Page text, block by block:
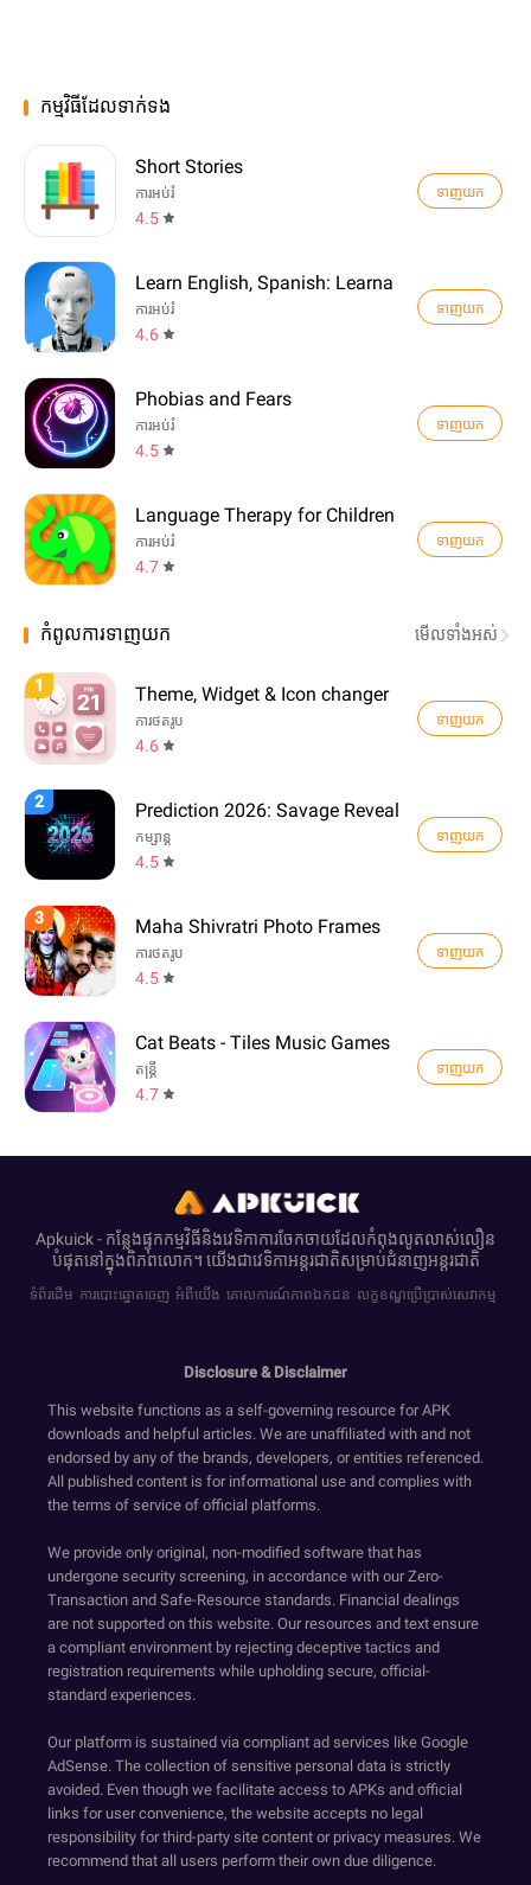
កម្មវិធីដែលទាក់ទង
Short Stories
ការអប់រំ
4.5
ទាញយក
Learn English, Spanish: Learna
ការអប់រំ
4.6
ទាញយក
Phobias and Fears
ការអប់រំ
4.5
ទាញយក
Language Therapy for Children
ការអប់រំ
4.7
ទាញយក
កំពូលការទាញយក មើល​ទាំងអស់
1 Theme, Widget & Icon changer
ការថតរូប
4.6
ទាញយក
2 Prediction 2026: Savage Reveal
កម្សាន្ត
4.5
ទាញយក
3 Maha Shivratri Photo Frames
ការថតរូប
4.5
ទាញយក
Cat Beats - Tiles Music Games
តន្ត្រី
4.7
ទាញយក
Apkuick - កន្លែងផ្ទុកកម្មវិធីនិងវេទិកាការចែកចាយដែលកំពុងលូតលាស់លឿន
បំផុតនៅក្នុងពិភពលោក។ យើង​ជាវេទិកាអន្តរជាតិ​សម្រាប់​ជំនាញ​អន្តរជាតិ
ទំព័រដើម ការបោះឆ្នោតចេញ អំពីយើង គោលការណ៍ភាពឯកជន លក្ខខណ្ឌប្រើប្រាស់សេវាកម្ម
Disclosure & Disclaimer
This website functions as a self-governing resource for APK
downloads and helpful articles. We are unaffiliated with and not
endorsed by any of the brands, developers, or entities referenced.
All published content is for informational use and complies with
the terms of service of official platforms.
We provide only original, non-modified software that has
undergone security screening, in accordance with our Zero-
Transaction and Safe-Resource standards. Financial dealings
are not supported on this website. Our resources and text ensure
a compliant environment by rejecting deceptive tactics and
registration requirements while upholding secure, official-
standard experiences.
Our platform is sustained via compliant ad services like Google
AdSense. The collection of sensitive personal data is strictly
avoided. Even though we facilitate access to APKs and official
links for user convenience, the website accepts no legal
responsibility for third-party site content or privacy measures. We
recommend that all users perform their own due diligence.